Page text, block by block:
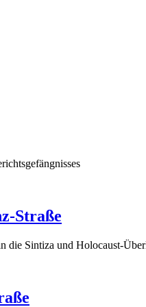
Straße
die Sintiza und Holocaust-